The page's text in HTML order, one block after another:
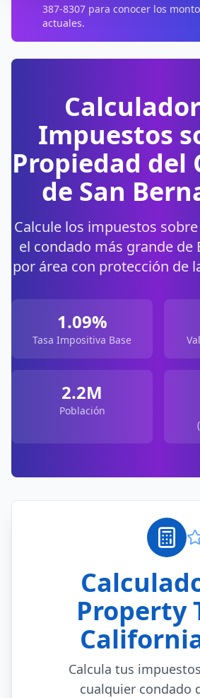
387-8307 para conocer los
actuales.
Impuestos
Propiedad del
de San
Calcule los impuestos
el condado más grande de
por área con protección de
1.09%
Tasa Impositiva Base
2.2M
Población
Property
Calcula tus
cualquier condado